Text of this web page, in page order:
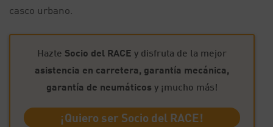
casco urbano.
Hazte Socio del RACE y disfruta de la mejor
asistencia en carretera, garantía mecánica,
garantía de neumáticos y ¡mucho más!
¡Quiero ser Socio del RACE!